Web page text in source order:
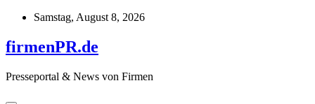
Skip
content
Samstag, August 8, 2026
firmenPR.de
Presseportal & News von Firmen